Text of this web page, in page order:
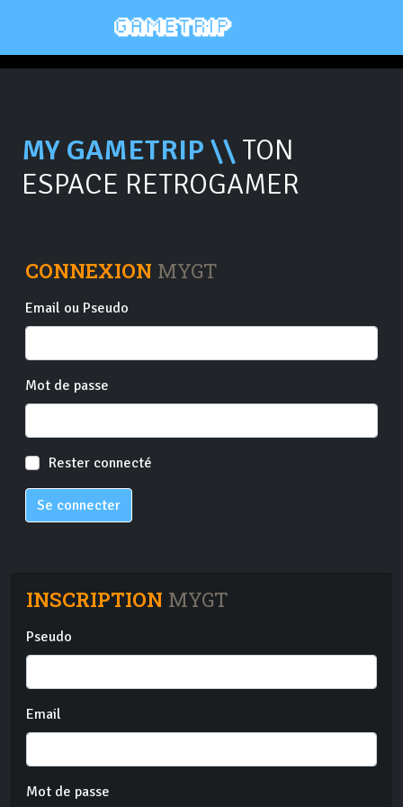
MY GAMETRIP \\ TON
ESPACE RETROGAMER
CONNEXION MYGT
Email ou Pseudo
Mot de passe
Rester connecté
Se connecter
INSCRIPTION MYGT
Pseudo
Email
Mot de passe